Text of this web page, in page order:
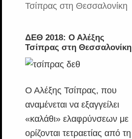
Τσίπρας στη Θεσσαλονίκη
ΔΕΘ 2018: Ο Αλέξης
Τσίπρας στη Θεσσαλονίκη
Ο Αλέξης Τσίπρας, που
αναμένεται να εξαγγείλει
«καλάθι» ελαφρύνσεων με
ορίζονται τετραετίας από τη